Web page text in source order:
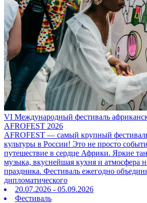
VI Международный фестиваль
AFROFEST 2026
AFROFEST — самый крупный
культуры в России! Это не просто
путешествие в сердце Африки. Яркие
музыка, вкуснейшая кухня и атмосфера
праздника. Фестиваль ежегодно
дипломатического
20.07.2026 - 05.09.2026
Фестиваль